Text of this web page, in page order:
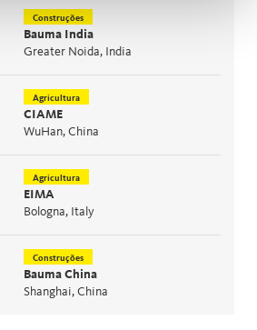
Construções
Bauma India
Greater Noida, India
Agricultura
CIAME
WuHan, China
Agricultura
EIMA
Bologna, Italy
Construções
Bauma China
Shanghai, China